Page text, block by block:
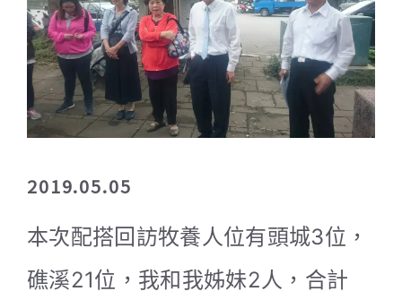
2019.05.05
本次配搭回訪牧養人位有頭城3位，
礁溪21位，我和我姊妹2人，合計